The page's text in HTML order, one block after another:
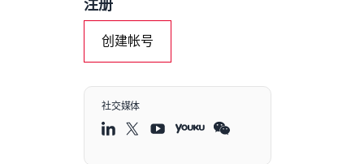
注册
创建帐号
社交媒体